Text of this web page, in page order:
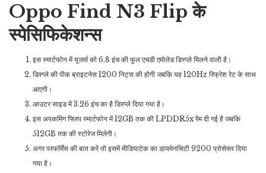
Oppo Find N3 Flip के
स्पेसिफिकेशन्स
इस स्मार्टफोन में यूजर्स को 6.8 इंच की फुल एचडी एमोलेड डिस्प्ले मिलने वाली है।
डिस्प्ले की पीक ब्राइटनेस 1200 निट्स की होगी जबकि यह 120Hz रिफ्रेश रेट के साथ
आएगी।
आउटर साइड में 3.26 इंच का है डिस्प्ले दिया गया है।
इस अपकमिंग फ्लिप स्मार्टफोन में 12GB तक की LPDDR5x रैम दी गई है जबकि
512GB तक की स्टोरेज मिलेगी।
अगर परफॉर्मेंस की बात करें तो इसमें मीडियाटेक का डायमेनसिटी 9200 प्रोसेसर दिया
गया है।